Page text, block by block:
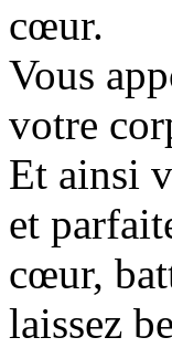
cœur.
Vous
votre
Et ainsi
et
cœur,
laissez